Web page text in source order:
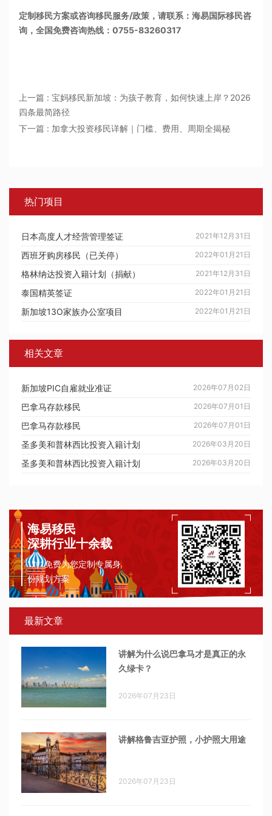
定制移民方案或咨询移民服务/政策，请联系：海易国际移民咨
询，全国免费咨询热线：0755-83260317
上一篇 : 宝妈移民新加坡：为孩子教育，如何快速上岸？2026
四条最简路径
下一篇 : 加拿大投资移民详解｜门槛、费用、周期全揭秘
热门项目
2021年12月31日
日本高度人才经营管理签证
2022年01月21日
西班牙购房移民（已关停）
2021年12月31日
格林纳达投资入籍计划（捐献）
2022年01月21日
泰国精英签证
2022年01月21日
新加坡13O家族办公室项目
相关文章
2026年07月02日
新加坡PIC自雇就业准证
2026年07月01日
巴拿马存款移民
2026年07月01日
巴拿马存款移民
2026年03月20日
圣多美和普林西比投资入籍计划
2026年03月20日
圣多美和普林西比投资入籍计划
海易移民
深耕行业十余载
1对1免费为您定制专属身
份规划方案
最新文章
讲解为什么说巴拿马才是真正的永
久绿卡？
2026年07月23日
讲解格鲁吉亚护照，小护照大用途
2026年07月23日